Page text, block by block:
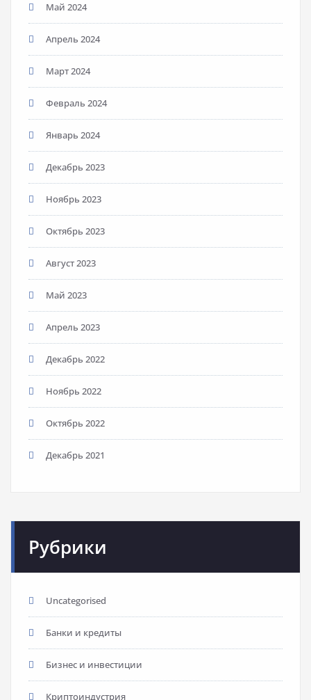
Май 2024
Апрель 2024
Март 2024
Февраль 2024
Январь 2024
Декабрь 2023
Ноябрь 2023
Октябрь 2023
Август 2023
Май 2023
Апрель 2023
Декабрь 2022
Ноябрь 2022
Октябрь 2022
Декабрь 2021
Рубрики
Uncategorised
Банки и кредиты
Бизнес и инвестиции
Криптоиндустрия